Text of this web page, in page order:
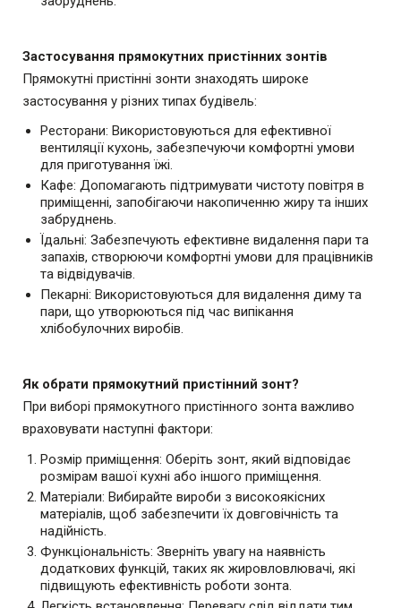
Застосування прямокутних пристінних зонтів
Прямокутні пристінні зонти знаходять широке
застосування у різних типах будівель:
Ресторани: Використовуються для ефективної
вентиляції кухонь, забезпечуючи комфортні умови
для приготування їжі.
Кафе: Допомагають підтримувати чистоту повітря в
приміщенні, запобігаючи накопиченню жиру та інших
забруднень.
Їдальні: Забезпечують ефективне видалення пари та
запахів, створюючи комфортні умови для працівників
та відвідувачів.
Пекарні: Використовуються для видалення диму та
пари, що утворюються під час випікання
хлібобулочних виробів.
Як обрати прямокутний пристінний зонт?
При виборі прямокутного пристінного зонта важливо
враховувати наступні фактори:
Розмір приміщення: Оберіть зонт, який відповідає
розмірам вашої кухні або іншого приміщення.
Матеріали: Вибирайте вироби з високоякісних
матеріалів, щоб забезпечити їх довговічність та
надійність.
Функціональність: Зверніть увагу на наявність
додаткових функцій, таких як жировловлювачі, які
підвищують ефективність роботи зонта.